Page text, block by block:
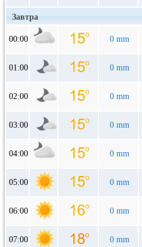
Завтра
00:00 0 mm
01:00 0 mm
02:00 0 mm
03:00 0 mm
04:00 0 mm
05:00 0 mm
06:00 0 mm
07:00 0 mm